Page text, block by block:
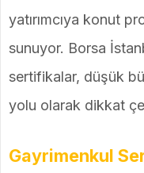
yatırımcıya konut
sunuyor. Borsa
sertifikalar, düşük
yolu olarak dikkat
Gayrimenkul